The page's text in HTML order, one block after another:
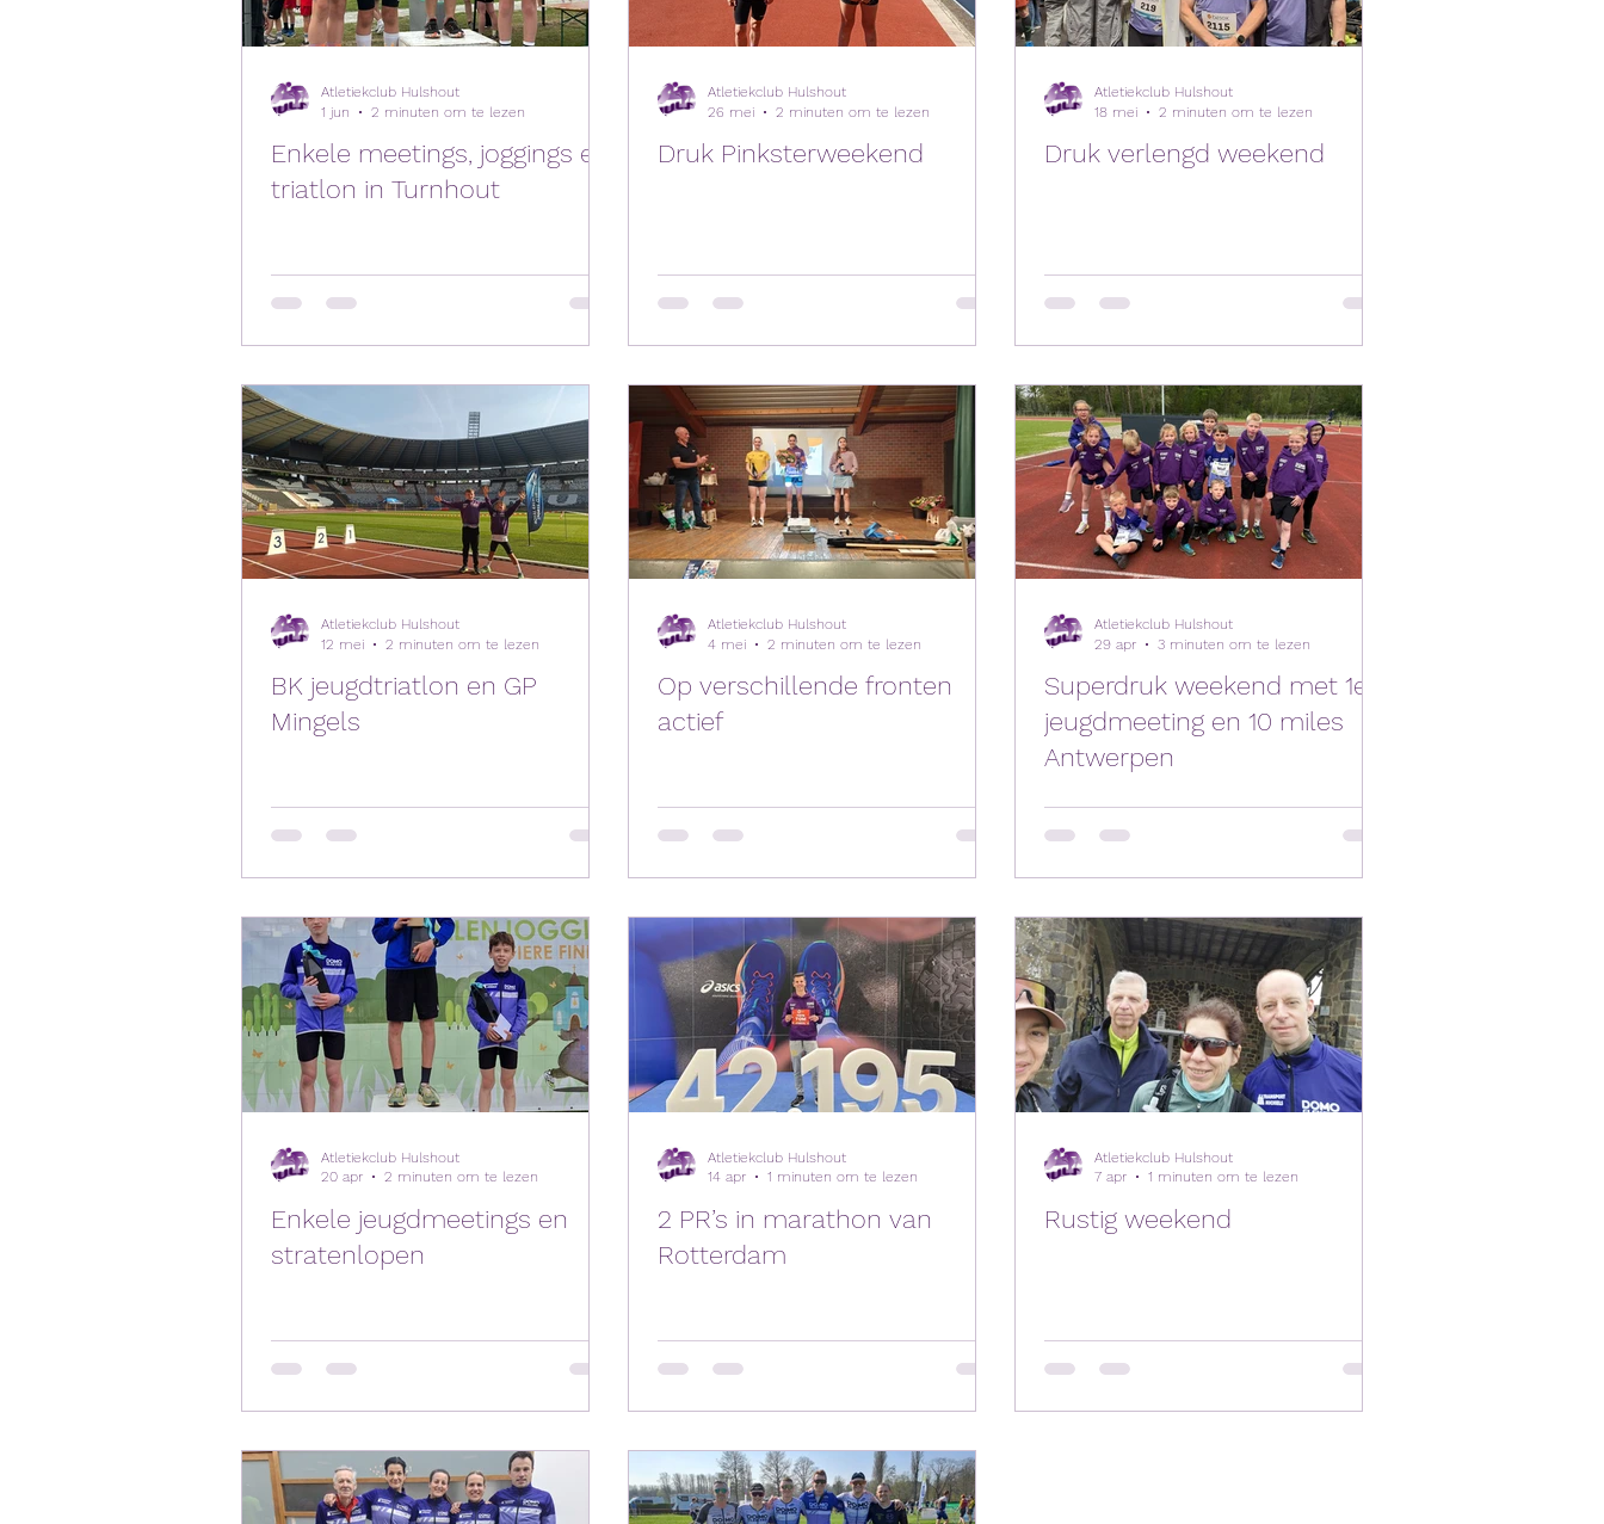
Enkele meetings, joggings en
triatlon in Turnhout
Atletiekclub Hulshout
1 jun
2 minuten om te lezen
Druk Pinksterweekend
Atletiekclub Hulshout
26 mei
2 minuten om te lezen
Druk verlengd weekend
Atletiekclub Hulshout
18 mei
2 minuten om te lezen
BK jeugdtriatlon en GP
Mingels
Atletiekclub Hulshout
12 mei
2 minuten om te lezen
Op verschillende fronten
actief
Atletiekclub Hulshout
4 mei
2 minuten om te lezen
Superdruk weekend met 1e
jeugdmeeting en 10 miles
Antwerpen
Atletiekclub Hulshout
29 apr
3 minuten om te lezen
Enkele jeugdmeetings en
stratenlopen
Atletiekclub Hulshout
20 apr
2 minuten om te lezen
2 PR’s in marathon van
Rotterdam
Atletiekclub Hulshout
14 apr
1 minuten om te lezen
Rustig weekend
Atletiekclub Hulshout
7 apr
1 minuten om te lezen